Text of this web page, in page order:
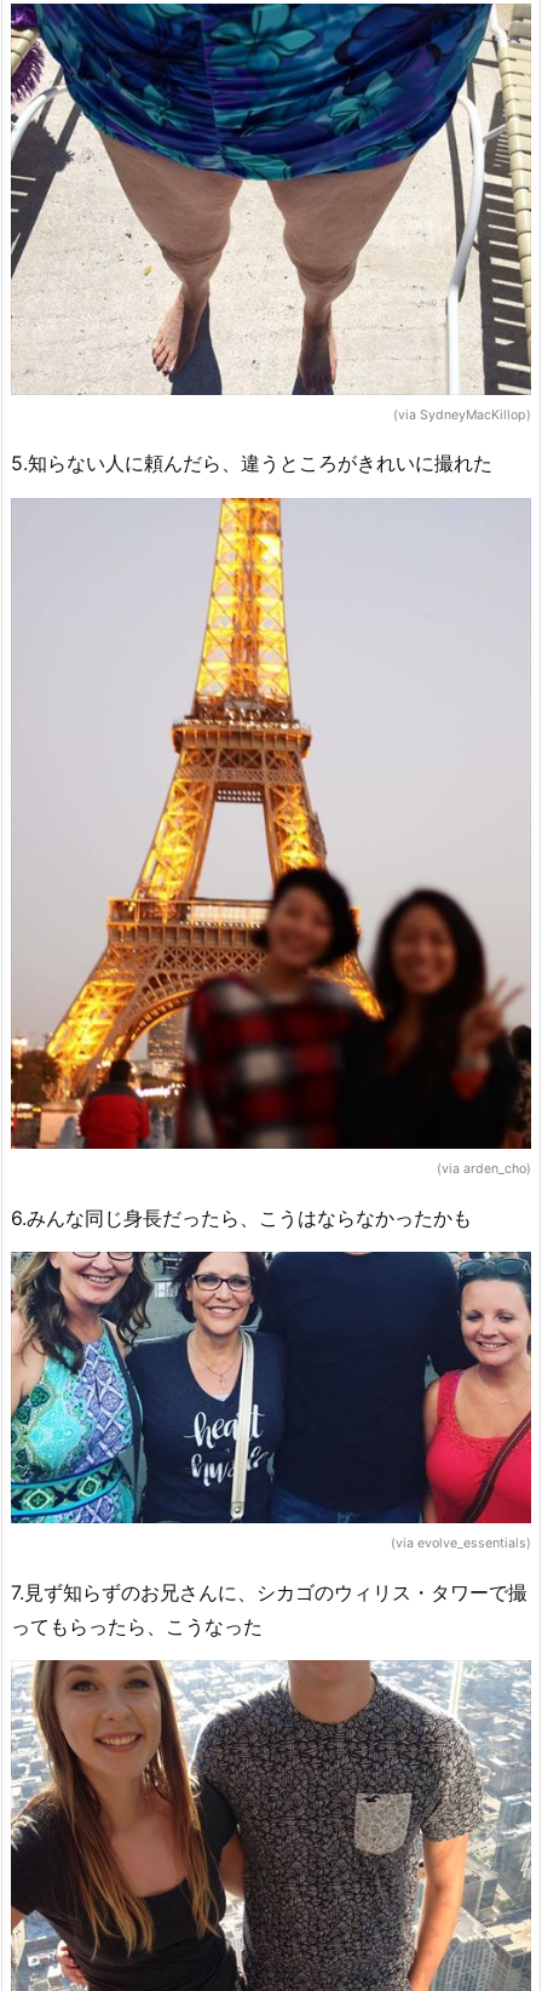
(via SydneyMacKillop)
5.知らない人に頼んだら、違うところがきれいに撮れた
(via arden_cho)
6.みんな同じ身長だったら、こうはならなかったかも
(via evolve_essentials)
7.見ず知らずのお兄さんに、シカゴのウィリス・タワーで撮
ってもらったら、こうなった